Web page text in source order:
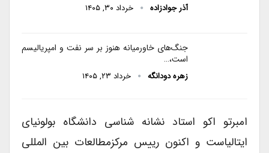
آذر جوادزاده خرداد ۳۰, ۱۴۰۵
جنگ‌های خاورمیانه هنوز بر سر نفت و امپریالیسم
است،…
زهره دودانگه خرداد ۲۳, ۱۴۰۵
امبرتو اکو استاد نشانه شناسی دانشگاه بولونیای
ایتالیاست و اکنون رییس مرکزمطالعات بین المللی